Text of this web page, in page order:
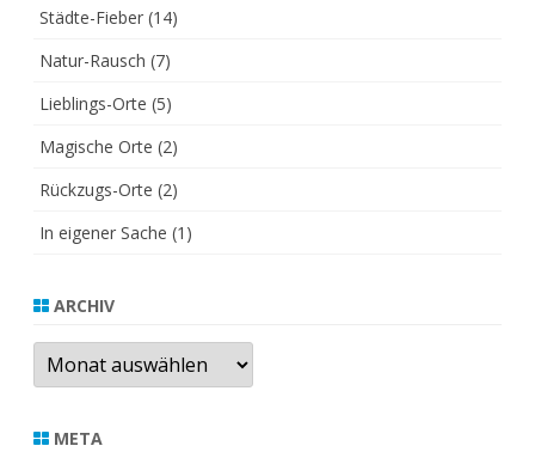
Städte-Fieber (14)
Natur-Rausch (7)
Lieblings-Orte (5)
Magische Orte (2)
Rückzugs-Orte (2)
In eigener Sache (1)
ARCHIV
Archiv
META